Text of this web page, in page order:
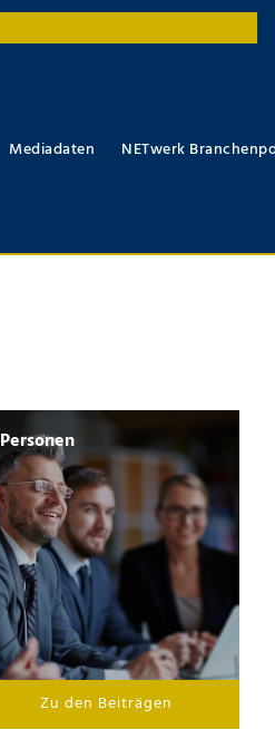
Mediadaten NETwerk
Personen
Zu den Beiträgen